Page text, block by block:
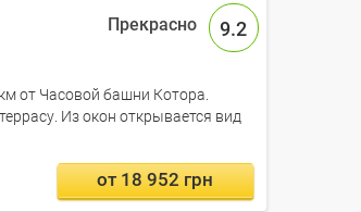
9.2
от Часовой башни Котора.
Из окон открывается вид
от 18 952 грн